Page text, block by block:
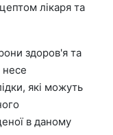
лікаря та
здоров'я та
несе
які можуть
в даному